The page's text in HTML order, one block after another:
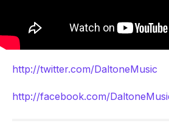
http://twitter.com/DaltoneMusic
http://facebook.com/